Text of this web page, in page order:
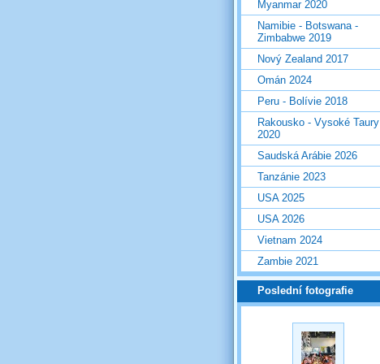
Myanmar 2020
Namibie - Botswana -
Zimbabwe 2019
Nový Zealand 2017
Omán 2024
Peru - Bolívie 2018
Rakousko - Vysoké Taury
2020
Saudská Arábie 2026
Tanzánie 2023
USA 2025
USA 2026
Vietnam 2024
Zambie 2021
Poslední fotografie